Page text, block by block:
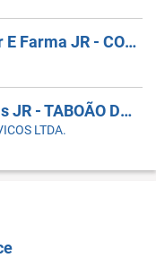
Promotor Alimentar E Farma JR - COBERTURA DE AFASTAMENTO _ GUARULHOS_SP
Promotor De Vendas JR - TABOÃO DA SERRA - COBERTURA DE FERIAS
LTDA.